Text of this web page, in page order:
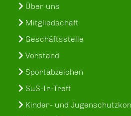
Über uns
Mitgliedschaft
Geschäftsstelle
Vorstand
Sportabzeichen
SuS-In-Treff
Kinder- und